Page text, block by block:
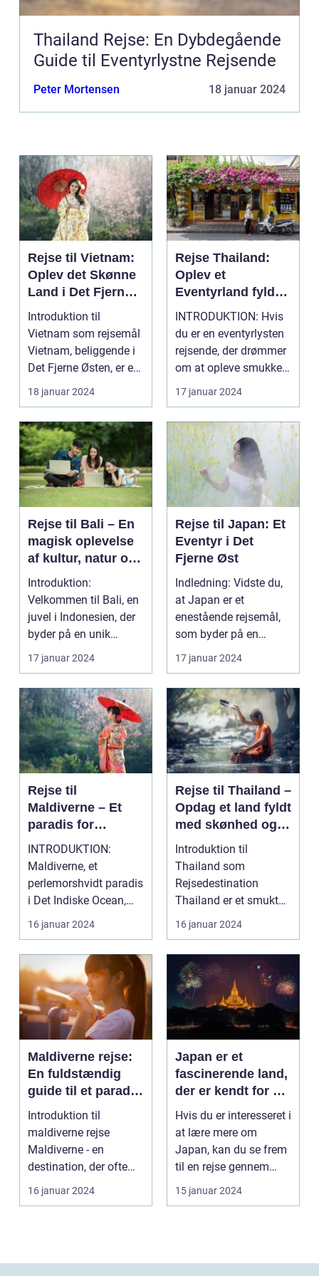
Thailand Rejse: En Dybdegående
Guide til Eventyrlystne Rejsende
Peter Mortensen 18 januar 2024
Rejse til Vietnam:
Oplev det Skønne
Land i Det Fjerne
Østen
Introduktion til
Vietnam som rejsemål
Vietnam, beliggende i
Det Fjerne Østen, er et
land med en rig...
18 januar 2024
Rejse Thailand:
Oplev et
Eventyrland fyldt
med Historie og
Skønhed
INTRODUKTION: Hvis
du er en eventyrlysten
rejsende, der drømmer
om at opleve smukke
strande, rig ku...
17 januar 2024
Rejse til Bali – En
magisk oplevelse
af kultur, natur og
eventyr
Introduktion:
Velkommen til Bali, en
juvel i Indonesien, der
byder på en unik
rejseoplevelse fyldt
m...
17 januar 2024
Rejse til Japan: Et
Eventyr i Det
Fjerne Øst
Indledning: Vidste du,
at Japan er et
enestående rejsemål,
som byder på en
udfordrende blanding
af t...
17 januar 2024
Rejse til
Maldiverne – Et
paradis for
eventyrlystne
rejsende
INTRODUKTION:
Maldiverne, et
perlemorshvidt paradis
i Det Indiske Ocean,
har længe været en
drømmede...
16 januar 2024
Rejse til Thailand –
Opdag et land fyldt
med skønhed og
kultur
Introduktion til
Thailand som
Rejsedestination
Thailand er et smukt
og fascinerende land
beliggende...
16 januar 2024
Maldiverne rejse:
En fuldstændig
guide til et paradis
på jorden
Introduktion til
maldiverne rejse
Maldiverne - en
destination, der ofte
bringer billeder af
snehvid...
16 januar 2024
Japan er et
fascinerende land,
der er kendt for sin
rige kultur, unikke
traditioner og
fantastiske
naturlandskaber
Hvis du er interesseret i
at lære mere om
Japan, kan du se frem
til en rejse gennem
historien, smage...
15 januar 2024